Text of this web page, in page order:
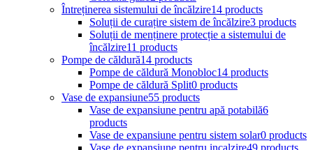
Întreținerea sistemului de încălzire14 products
Soluții de curațire sistem de încălzire3 products
Soluții de menținere protecție a sistemului de
încălzire11 products
Pompe de căldură14 products
Pompe de căldură Monobloc14 products
Pompe de căldură Split0 products
Vase de expansiune55 products
Vase de expansiune pentru apă potabilă6
products
Vase de expansiune pentru sistem solar0 products
Vase de expansiune pentru incalzire49 products